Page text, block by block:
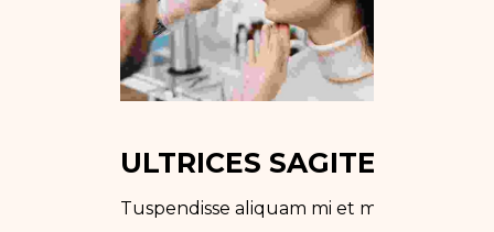
ULTRICES SAGITESR
Tuspendisse aliquam mi et mi sagittis, ac